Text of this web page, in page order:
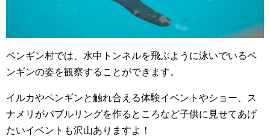
ペンギン村では、水中トンネルを飛ぶように泳いでいるペ
ンギンの姿を観察することができます。
イルカやペンギンと触れ合える体験イベントやショー、ス
ナメリがバブルリングを作るところなど子供に見せてあげ
たいイベントも沢山ありますよ！